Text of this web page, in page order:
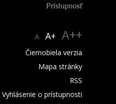
Prístupnosť
A A+ A++
Čiernobiela verzia
Mapa stránky
RSS
Vyhlásenie o prístupnosti